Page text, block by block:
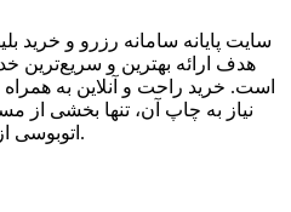
سایت پایانه سامانه رزرو و خرید
هدف ارائه بهترین و سریع‌ترین
است. خرید راحت و آنلاین به همراه
نیاز به چاپ آن، تنها بخشی از
اتوبوسی از سال ۷۳ تا به امروز بوده است.